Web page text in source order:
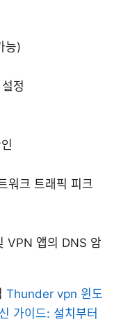
능)
정
워크 트래픽 피크
VPN 앱의 DNS 암
Thunder vpn 윈도
가이드: 설치부터